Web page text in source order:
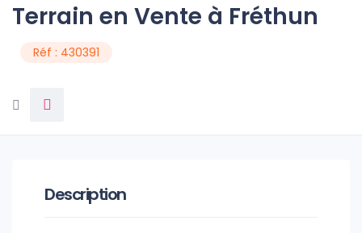
Terrain en Vente à Fréthun
Réf : 430391
Description